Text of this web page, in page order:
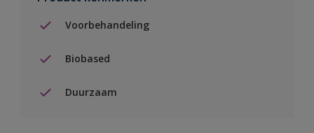
Voorbehandeling
Biobased
Duurzaam